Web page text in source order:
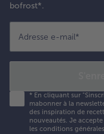
bofrost*.
Adresse e-mail*
* En cliquant sur
mabonner à la
des inspiration de
nouveautés. Je accepte
les conditions